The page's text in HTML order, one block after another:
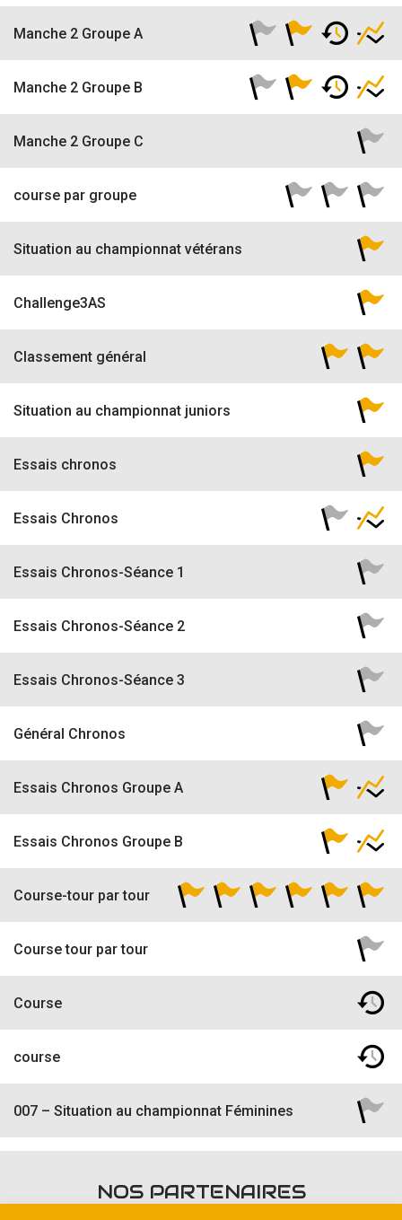
Manche 2 Groupe A
Manche 2 Groupe B
Manche 2 Groupe C
course par groupe
Situation au championnat vétérans
Challenge3AS
Classement général
Situation au championnat juniors
Essais chronos
Essais Chronos
Essais Chronos-Séance 1
Essais Chronos-Séance 2
Essais Chronos-Séance 3
Général Chronos
Essais Chronos Groupe A
Essais Chronos Groupe B
Course-tour par tour
Course tour par tour
Course
course
007 – Situation au championnat Féminines
NOS PARTENAIRES